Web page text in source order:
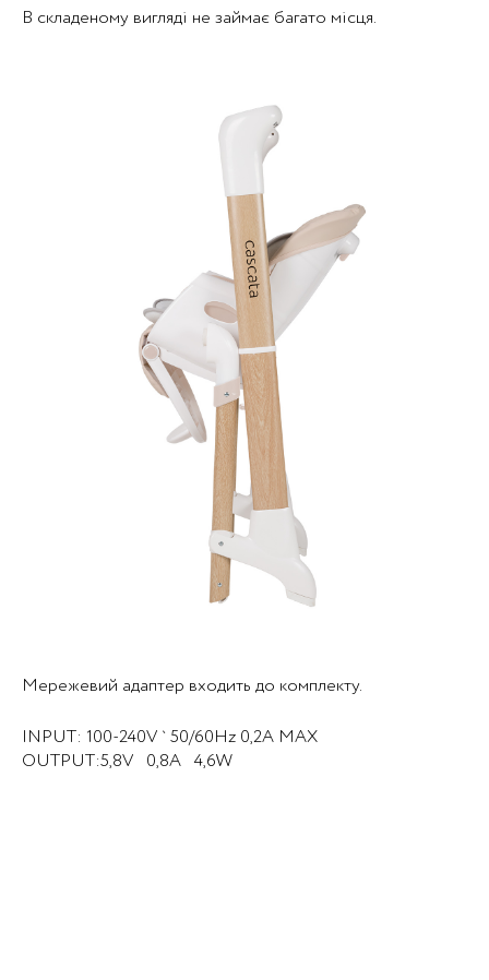
В складеному вигляді не займає багато місця.
Мережевий адаптер входить до комплекту.
INPUT: 100-240V ` 50/60Hz 0,2A MAX
OUTPUT:5,8V 0,8A 4,6W